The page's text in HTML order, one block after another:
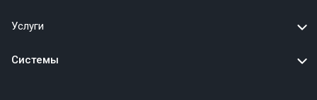
Услуги
Системы